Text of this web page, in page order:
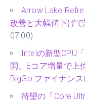
Arrow Lake
改善と大幅値下げで
07:00)
Intelの新型CPU
開、Eコア増量で上
BigGo ファイナンス
待望の「Core